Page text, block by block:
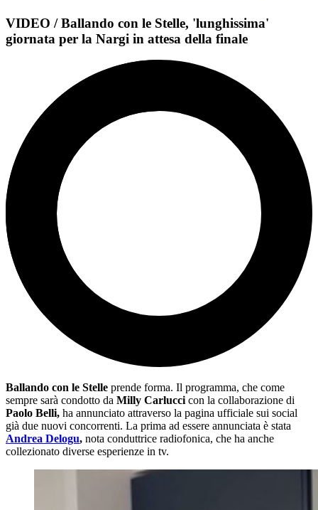
VIDEO / Ballando con le Stelle, 'lunghissima'
giornata per la Nargi in attesa della finale
Ballando con le Stelle prende forma. Il programma, che come
sempre sarà condotto da Milly Carlucci con la collaborazione di
Paolo Belli, ha annunciato attraverso la pagina ufficiale sui social
già due nuovi concorrenti. La prima ad essere annunciata è stata
Andrea Delogu, nota conduttrice radiofonica, che ha anche
collezionato diverse esperienze in tv.